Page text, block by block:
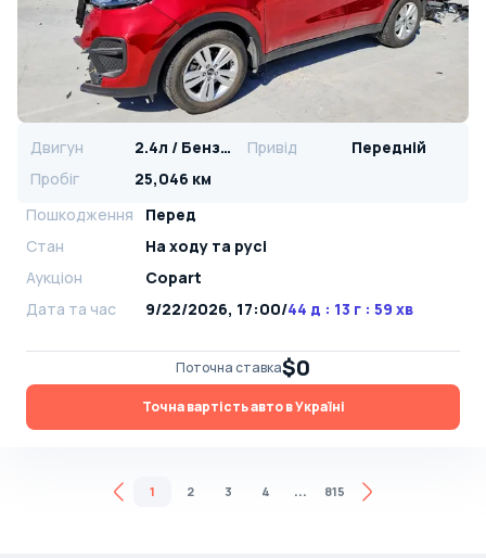
Двигун 2.4л / Бензин Привід
Передній
Пробіг
25,046 км
Пошкодження
Перед
Стан
На ​​ходу та русі
Аукціон
Copart
Дата та час
9/22/2026, 17:00/44 д : 13 г : 59 хв
Поточна ставка$0
Точна вартість авто в Україні
1 2 3 4 ... 815